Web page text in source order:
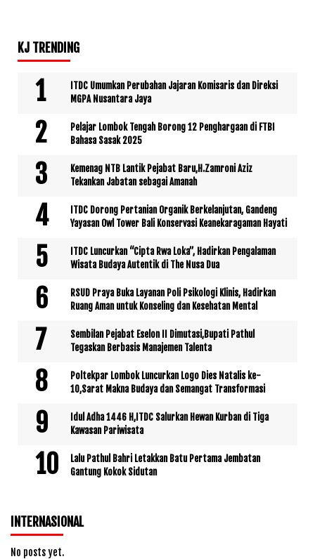
KJ TRENDING
ITDC Umumkan Perubahan Jajaran Komisaris dan Direksi
MGPA Nusantara Jaya
Pelajar Lombok Tengah Borong 12 Penghargaan di FTBI
Bahasa Sasak 2025
Kemenag NTB Lantik Pejabat Baru,H.Zamroni Aziz
Tekankan Jabatan sebagai Amanah
ITDC Dorong Pertanian Organik Berkelanjutan, Gandeng
Yayasan Owl Tower Bali Konservasi Keanekaragaman Hayati
ITDC Luncurkan “Cipta Rwa Loka”, Hadirkan Pengalaman
Wisata Budaya Autentik di The Nusa Dua
RSUD Praya Buka Layanan Poli Psikologi Klinis, Hadirkan
Ruang Aman untuk Konseling dan Kesehatan Mental
Sembilan Pejabat Eselon II Dimutasi,Bupati Pathul
Tegaskan Berbasis Manajemen Talenta
Poltekpar Lombok Luncurkan Logo Dies Natalis ke-
10,Sarat Makna Budaya dan Semangat Transformasi
Idul Adha 1446 H,ITDC Salurkan Hewan Kurban di Tiga
Kawasan Pariwisata
Lalu Pathul Bahri Letakkan Batu Pertama Jembatan
Gantung Kokok Sidutan
INTERNASIONAL
No posts yet.